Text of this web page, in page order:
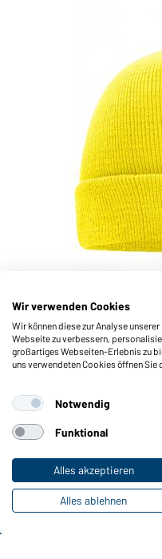
Knitted Cap (yellow)
Wir verwenden Cookies
Wir können diese zur Analyse
Webseite zu verbessern,
großartiges Webseiten-Erlebnis zu
uns verwendeten Cookies öffnen Sie
Notwendig
Funktional
Alles akzeptieren
Alles ablehnen